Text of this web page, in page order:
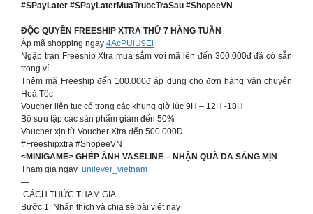
#SPayLater #SPayLaterMuaTruocTraSau #ShopeeVN
ĐỘC QUYỀN FREESHIP XTRA THỨ 7 HÀNG TUẦN
Áp mã shopping ngay 4AcPUiU9Ei
Ngập tràn Freeship Xtra mua sắm với mã lên đến 300.000đ đã có sẵn
trong ví
Thêm mã Freeship đến 100.000đ áp dụng cho đơn hàng vận chuyển
Hoả Tốc
Voucher liên tục có trong các khung giờ lúc 9H – 12H -18H
Bộ sưu tập các sản phẩm giảm đến 50%
Voucher xịn từ Voucher Xtra đến 500.000Đ
#Freeshipxtra #ShopeeVN
<MINIGAME> GHÉP ẢNH VASELINE – NHẬN QUÀ DA SÁNG MỊN
Tham gia ngay unilever_vietnam
—
CÁCH THỨC THAM GIA
Bước 1: Nhấn thích và chia sẻ bài viết này